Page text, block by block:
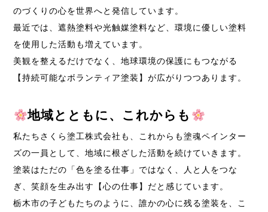
のづくりの心を世界へと発信しています。
最近では、遮熱塗料や光触媒塗料など、環境に優しい塗料
を使用した活動も増えています。
美観を整えるだけでなく、地球環境の保護にもつながる
【持続可能なボランティア塗装】が広がりつつあります。
地域とともに、これからも
私たちさくら塗工株式会社も、これからも塗魂ペインター
ズの一員として、地域に根ざした活動を続けていきます。
塗装はただの「色を塗る仕事」ではなく、人と人をつな
ぎ、笑顔を生み出す【心の仕事】だと感じています。
栃木市の子どもたちのように、誰かの心に残る塗装を、こ